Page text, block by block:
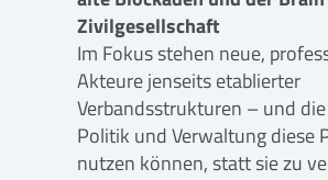
Zivilgesellschaft
Im Fokus stehen neue,
Akteure jenseits etablierter
Verbandsstrukturen – und
Politik und Verwaltung diese
nutzen können, statt sie zu